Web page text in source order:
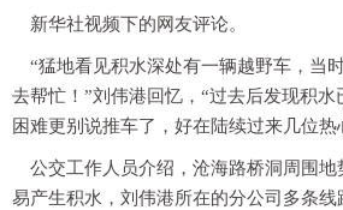
新华社视频下的网友评论。
“猛地看见积水深处有一辆越野车，当
去帮忙！”刘伟港回忆，“过去后发现积
困难更别说推车了，好在陆续过来几位热
公交工作人员介绍，沧海路桥洞周围
易产生积水，刘伟港所在的分公司多条